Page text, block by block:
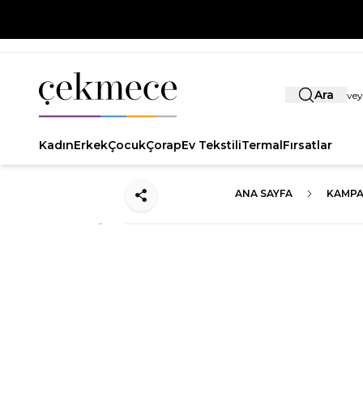
Ara
KadınErkekÇocukÇorapEv TekstiliTermalFırsatlar
ANA SAYFA
Paylaş